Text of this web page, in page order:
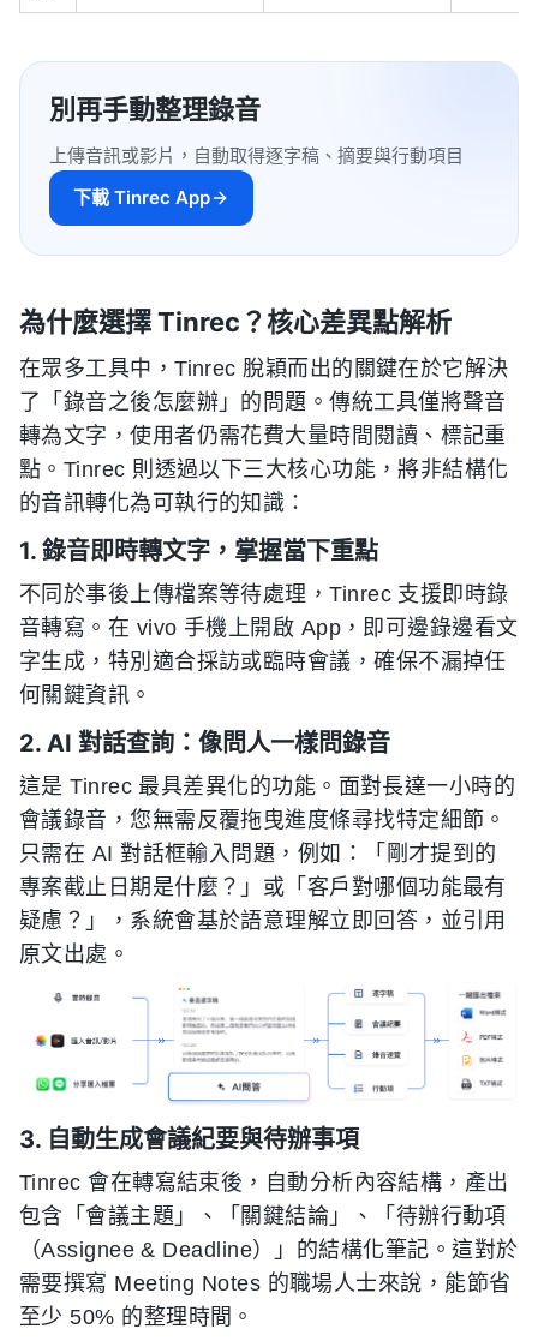
別再手動整理錄音
上傳音訊或影片，自動取得逐字稿、摘要與行動項目
下載 Tinrec App
為什麼選擇 Tinrec？核心差異點解析
在眾多工具中，Tinrec 脫穎而出的關鍵在於它解決
了「錄音之後怎麼辦」的問題。傳統工具僅將聲音
轉為文字，使用者仍需花費大量時間閱讀、標記重
點。Tinrec 則透過以下三大核心功能，將非結構化
的音訊轉化為可執行的知識：
1. 錄音即時轉文字，掌握當下重點
不同於事後上傳檔案等待處理，Tinrec 支援即時錄
音轉寫。在 vivo 手機上開啟 App，即可邊錄邊看文
字生成，特別適合採訪或臨時會議，確保不漏掉任
何關鍵資訊。
2. AI 對話查詢：像問人一樣問錄音
這是 Tinrec 最具差異化的功能。面對長達一小時的
會議錄音，您無需反覆拖曳進度條尋找特定細節。
只需在 AI 對話框輸入問題，例如：「剛才提到的
專案截止日期是什麼？」或「客戶對哪個功能最有
疑慮？」，系統會基於語意理解立即回答，並引用
原文出處。
3. 自動生成會議紀要與待辦事項
Tinrec 會在轉寫結束後，自動分析內容結構，產出
包含「會議主題」、「關鍵結論」、「待辦行動項
（Assignee & Deadline）」的結構化筆記。這對於
需要撰寫 Meeting Notes 的職場人士來說，能節省
至少 50% 的整理時間。